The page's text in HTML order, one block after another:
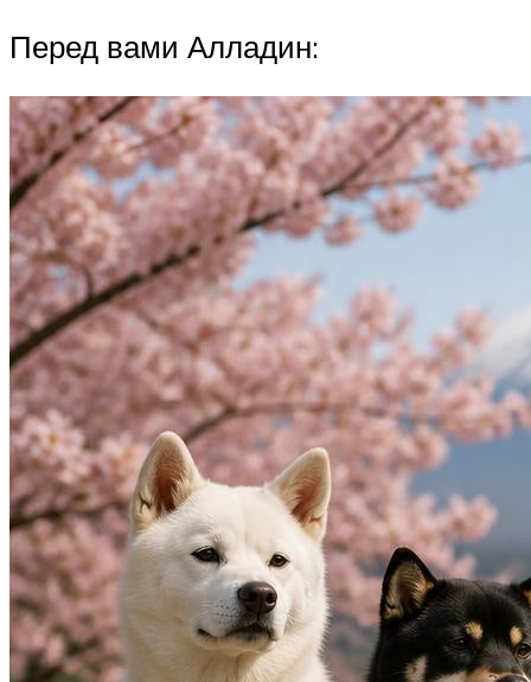
Перед вами Алладин: